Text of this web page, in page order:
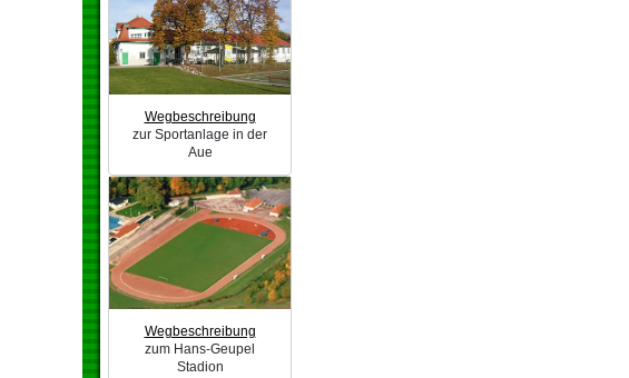
Wegbeschreibung
zur Sportanlage in der
Aue
Wegbeschreibung
zum Hans-Geupel
Stadion